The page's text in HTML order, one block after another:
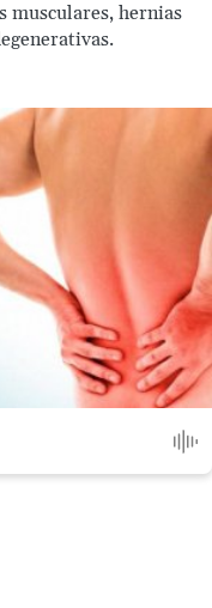
musculares, hernias